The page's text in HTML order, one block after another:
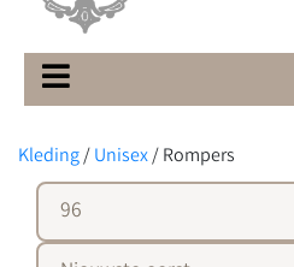
Kleding/Unisex/Rompers